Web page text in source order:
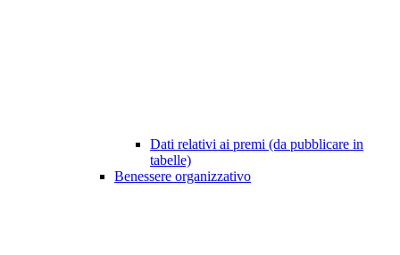
Dati relativi ai premi (da pubblicare in
tabelle)
Benessere organizzativo